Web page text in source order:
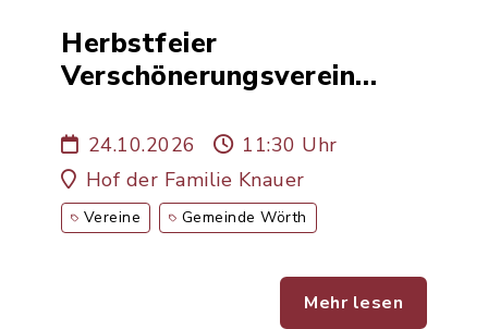
Herbstfeier
Verschönerungsverein
24.10.2026
11:30 Uhr
Hof der Familie Knauer
Vereine Gemeinde Wörth
Mehr lesen